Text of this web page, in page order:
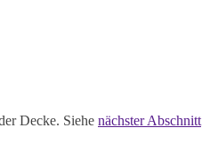
Decke. Siehe nächster Abschnitt